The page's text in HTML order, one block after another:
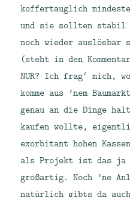
koffertauglich
und sie sollten stabil
noch wieder
(steht in den
NUR? Ich frag‘ mich,
komme aus ’nem
genau an die Dinge
kaufen wollte,
exorbitant hohen
als Projekt ist das ja
großartig. Noch ’ne
natürlich gibts da